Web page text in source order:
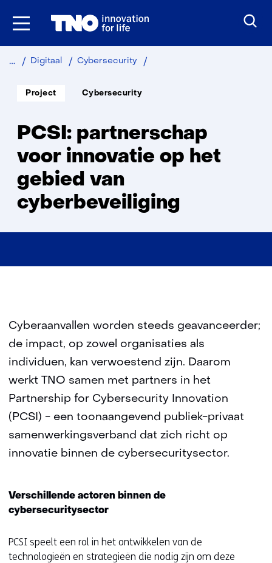
Ga
Digitaal Cybersecurity
gebied
cyberbeveiliging
Soort
project:
Project
Thema:
Cybersecurity
PCSI: partnerschap
voor innovatie op het
gebied van
cyberbeveiliging
Cyberaanvallen worden steeds geavanceerder;
de impact, op zowel organisaties als
individuen, kan verwoestend zijn. Daarom
werkt TNO samen met partners in het
Partnership for Cybersecurity Innovation
(PCSI) - een toonaangevend publiek-privaat
samenwerkingsverband dat zich richt op
innovatie binnen de cybersecuritysector.
Verschillende actoren binnen de
cybersecuritysector
PCSI speelt een rol in het ontwikkelen van de
technologieën en strategieën die nodig zijn om deze